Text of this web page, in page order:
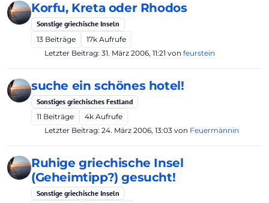
Korfu, Kreta oder Rhodos
Sonstige griechische Inseln
13 Beiträge 17k Aufrufe
Letzter Beitrag: 31. März 2006, 11:21 von feurstein
suche ein schönes hotel!
Sonstiges griechisches Festland
11 Beiträge 4k Aufrufe
Letzter Beitrag: 24. März 2006, 13:03 von Feuermännin
Ruhige griechische Insel
(Geheimtipp?) gesucht!
Sonstige griechische Inseln